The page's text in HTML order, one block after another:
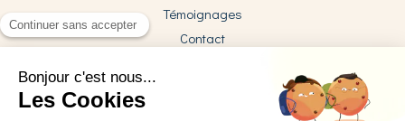
Témoignages
Contact